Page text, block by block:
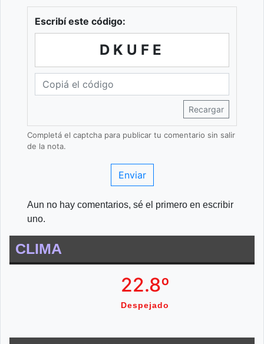
Escribí este código:
DKUFE
Recargar
Completá el captcha para publicar tu comentario sin salir
de la nota.
Enviar
Aun no hay comentarios, sé el primero en escribir
uno.
CLIMA
22.8º
Despejado